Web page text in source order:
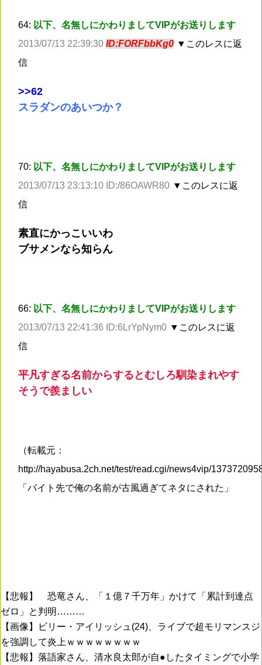
64: 以下、名無しにかわりましてVIPがお送りします
2013/07/13 22:39:30 ID:FORFbbKg0 ▼このレスに返
信
>>62
スラダンのあいつか？
70: 以下、名無しにかわりましてVIPがお送りします
2013/07/13 23:13:10 ID:/86OAWR80 ▼このレスに返
信
素直にかっこいいわ
ブサメンなら知らん
66: 以下、名無しにかわりましてVIPがお送りします
2013/07/13 22:41:36 ID:6LrYpNym0 ▼このレスに返
信
平凡すぎる名前からするとむしろ馴染まれやす
そうで羨ましい
（転載元：
http://hayabusa.2ch.net/test/read.cgi/news4vip/
「バイト先で俺の名前が古風過ぎてネタにされた」
【悲報】 恐竜さん、「１億７千万年」かけて「累計到達点
ゼロ」と判明………
【画像】ビリー・アイリッシュ(24)、ライブで超モリマンスジ
を強調して炎上ｗｗｗｗｗｗｗｗ
【悲報】落語家さん、清水良太郎が自●したタイミングで小学